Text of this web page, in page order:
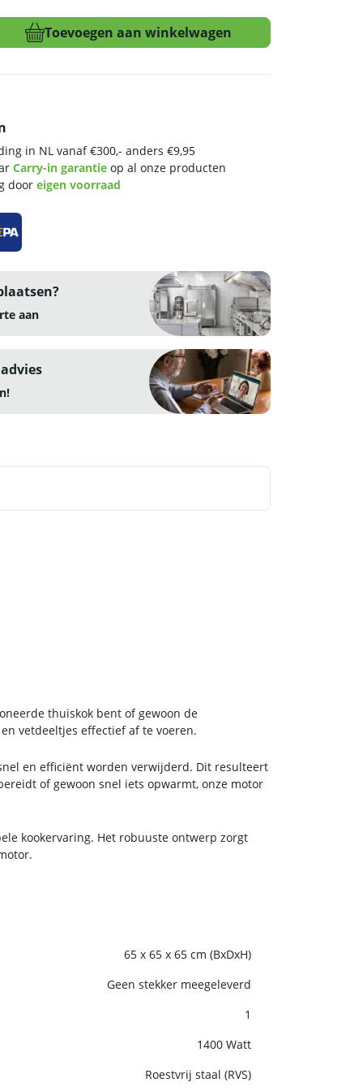
Toevoegen aan winkelwagen
in NL vanaf €300,- anders €9,95
Carry-in garantie op al onze producten
door eigen voorraad
aan
thuiskok bent of gewoon de
vetdeeltjes effectief af te voeren.
en efficiënt worden verwijderd. Dit resulteert
of gewoon snel iets opwarmt, onze motor
kookervaring. Het robuuste ontwerp zorgt
65 x 65 x 65 cm (BxDxH)
Geen stekker meegeleverd
1
1400 Watt
Roestvrij staal (RVS)